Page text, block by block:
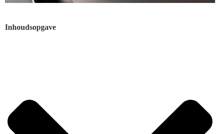
Inhoudsopgave